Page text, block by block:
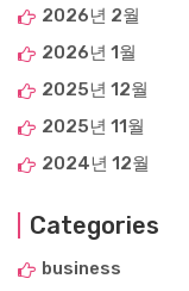
2026년 2월
2026년 1월
2025년 12월
2025년 11월
2024년 12월
Categories
business